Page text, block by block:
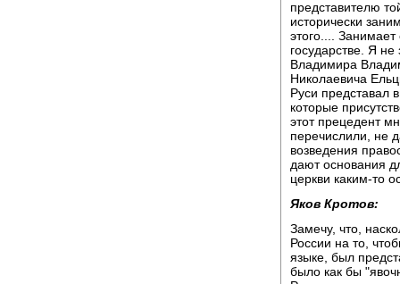
представителю
исторически
этого....
государстве. Я
Владимира
Николаевича
Руси представал
которые
этот прецедент
перечислили, не
возведения
дают основания
церкви каким-то
Яков Кротов:
Замечу, что,
России на то,
языке, был
было как бы